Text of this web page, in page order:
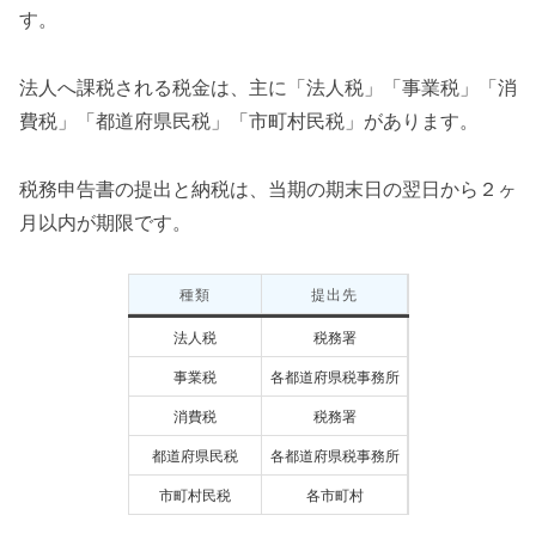
す。
法人へ課税される税金は、主に「法人税」「事業税」「消
費税」「都道府県民税」「市町村民税」があります。
税務申告書の提出と納税は、当期の期末日の翌日から２ヶ
月以内が期限です。
種類 提出先
法人税 税務署
事業税 各都道府県税事務所
消費税 税務署
都道府県民税 各都道府県税事務所
市町村民税 各市町村